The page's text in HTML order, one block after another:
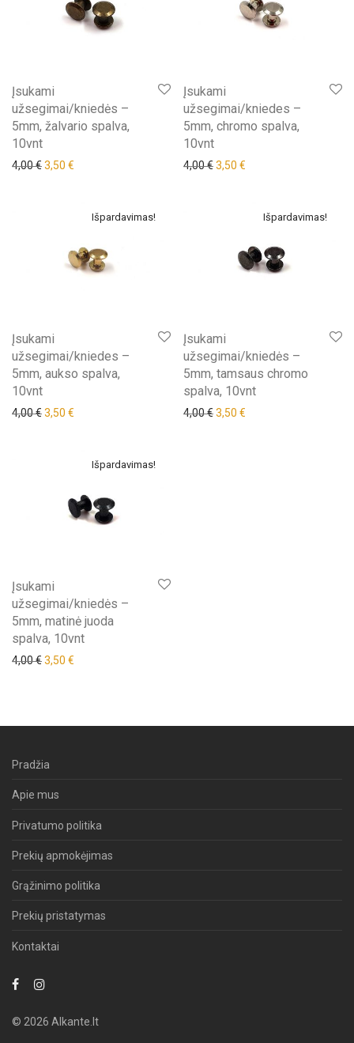
Įsukami
užsegimai/kniedės –
5mm, žalvario spalva,
10vnt
4,00€Original price was: 4,00 €.
3,50 € Current price is: 3,50 €.
Įsukami
užsegimai/kniedes –
5mm, chromo spalva,
10vnt
4,00€Original price was: 4,00 €.
3,50 €
Išpardavimas!
Įsukami
užsegimai/kniedes –
5mm, aukso spalva,
10vnt
4,00€Original price was: 4,00 €.
3,50 € Current price is: 3,50 €.
Išpardavimas!
Įsukami
užsegimai/kniedės –
5mm, tamsaus chromo
spalva, 10vnt
4,00€Original price was: 4,00 €.
3,50 €
Išpardavimas!
Įsukami
užsegimai/kniedės –
5mm, matinė juoda
spalva, 10vnt
4,00€Original price was: 4,00 €.
3,50 €
Pradžia
Apie mus
Privatumo politika
Prekių apmokėjimas
Grąžinimo politika
Prekių pristatymas
Kontaktai
© 2026 Alkante.lt